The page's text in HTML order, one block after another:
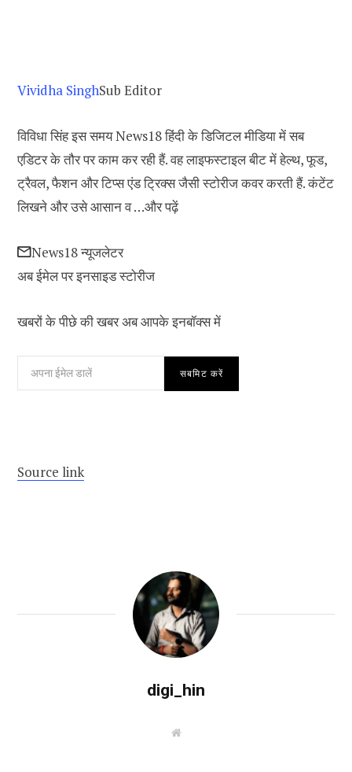
Vividha SinghSub Editor
विविधा सिंह इस समय News18 हिंदी के डिजिटल मीडिया में सब
एडिटर के तौर पर काम कर रही हैं. वह लाइफस्टाइल बीट में हेल्थ, फूड,
ट्रैवल, फैशन और टिप्स एंड ट्रिक्स जैसी स्टोरीज कवर करती हैं. कंटेंट
लिखने और उसे आसान व …और पढ़ें
News18 न्यूजलेटर
अब ईमेल पर इनसाइड स्‍टोर‍ीज
खबरों के पीछे की खबर अब आपके इनबॉक्‍स में
सबमिट करें
Source link
digi_hin
W